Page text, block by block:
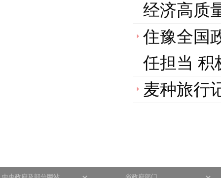
经济高质
住豫全国
任担当 积
麦种旅行